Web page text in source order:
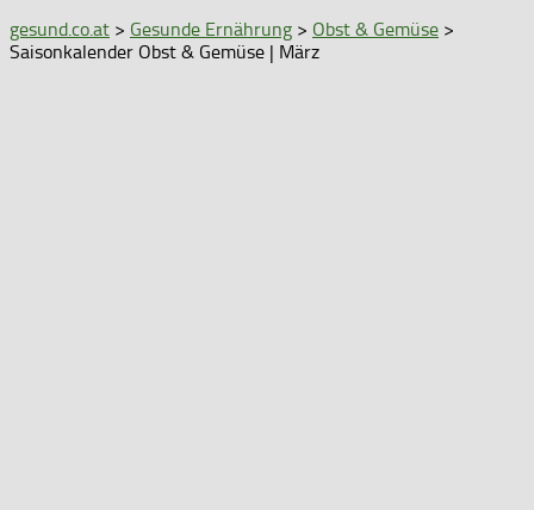
gesund.co.at > Gesunde Ernährung > Obst & Gemüse >
Saisonkalender Obst & Gemüse | März